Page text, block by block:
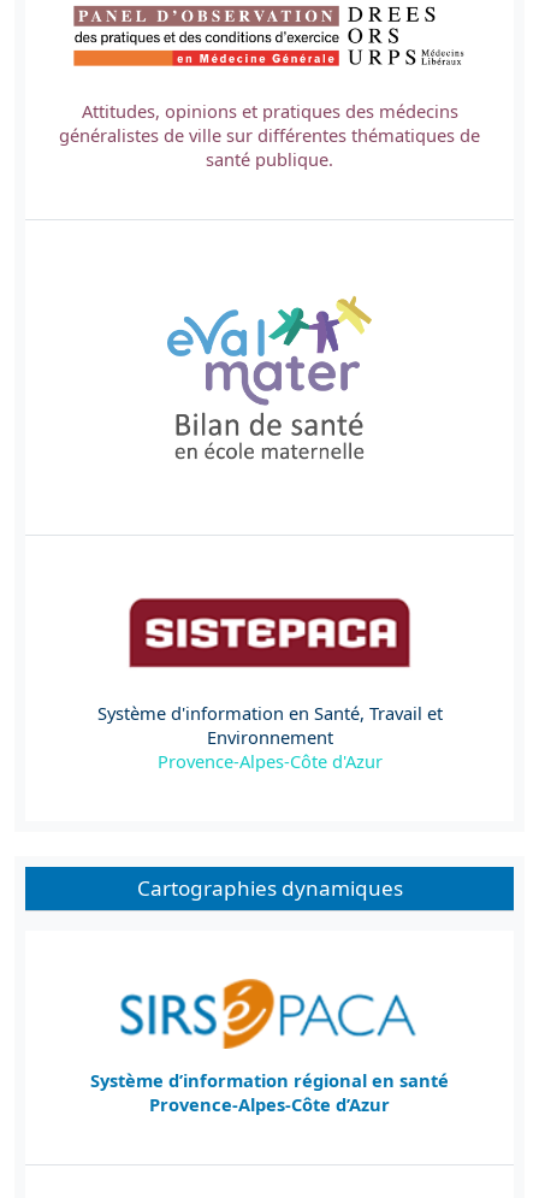
Attitudes, opinions et pratiques des médecins
généralistes de ville sur différentes thématiques de
santé publique.
Système d'information en Santé, Travail et
Environnement
Provence-Alpes-Côte d'Azur
Cartographies dynamiques
Système d’information régional en santé
Provence-Alpes-Côte d’Azur